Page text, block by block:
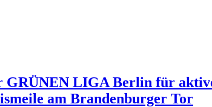
LIGA Berlin für
am Brandenburger Tor